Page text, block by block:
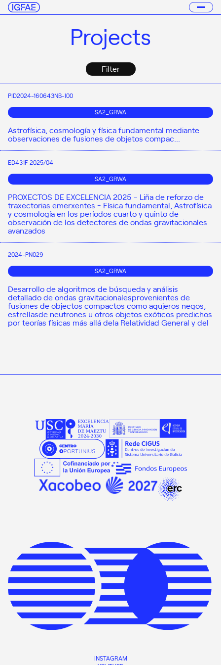
Projects
Filter
PID2024-160643NB-I00
SA2_GRWA
Astrofísica, cosmología y física fundamental mediante
observaciones de fusiones de objetos compac...
ED431F 2025/04
SA2_GRWA
PROXECTOS DE EXCELENCIA 2025 - Liña de reforzo de
traxectorias emerxentes - Física fundamental, Astrofísica
y cosmología en los períodos cuarto y quinto de
observación de los detectores de ondas gravitacionales
avanzados
2024-PN029
SA2_GRWA
Desarrollo de algoritmos de búsqueda y análisis
detallado de ondas gravitacionalesprovenientes de
fusiones de objectos compactos como agujeros negos,
estrellasde neutrones u otros objetos exóticos predichos
por teorías físicas más allá dela Relatividad General y del
INSTAGRAM